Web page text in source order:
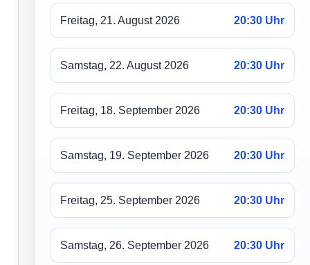
Freitag, 21. August 2026 20:30 Uhr
Samstag, 22. August 2026 20:30 Uhr
Freitag, 18. September 2026 20:30 Uhr
Samstag, 19. September 2026 20:30 Uhr
Freitag, 25. September 2026 20:30 Uhr
Samstag, 26. September 2026 20:30 Uhr